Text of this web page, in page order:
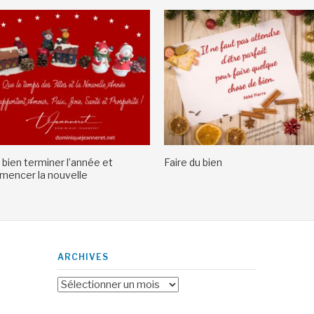
bien terminer l’année et
la nouvelle
Faire du bien
ARCHIVES
Archives